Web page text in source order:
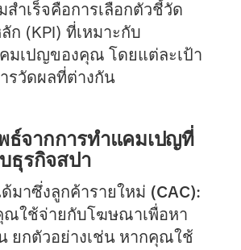
สำเร็จคือการเลือกตัวชี้วัด
ก (KPI) ที่เหมาะกับ
มเปญของคุณ โดยแต่ละเป้า
รวัดผลที่ต่างกัน
ธ์จากการทำแคมเปญที่
ธุรกิจสปา
มาซึ่งลูกค้ารายใหม่ (CAC):
ใช้จ่ายกับโฆษณาเพื่อหา
ยกตัวอย่างเช่น หากคุณใช้